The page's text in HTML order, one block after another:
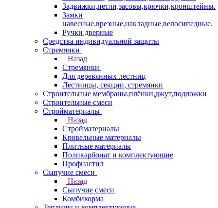
Задвижки,петли,засовы,крючки,кронштейны.
Замки
навесные,врезные,накладные,велосипедные.
Ручки дверные
Средства индивидуальной защиты
Стремянки
Назад
Стремянки
Для деревянных лестниц
Лестницы, секции, стремянки
Строительные мембраны,плёнки,джут,подложки
Строительные смеси
Стройматериалы
Назад
Стройматериалы
Кровельные материалы
Плитные материалы
Поликарбонат и комплектующие
Профнастил
Сыпучие смеси
Назад
Сыпучие смеси
Комбикорма